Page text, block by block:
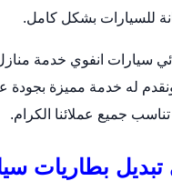
للسيارات بشكل كامل.
سيارات انفوي خدمة منازل
ونقدم له خدمة مميزة
تناسب جميع عملائنا الكرام.
تبديل بطاريات